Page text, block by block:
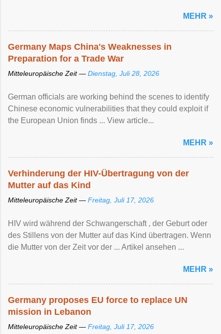
MEHR »
Germany Maps China's Weaknesses in
Preparation for a Trade War
Mitteleuropäische Zeit — Dienstag, Juli 28, 2026
German officials are working behind the scenes to identify
Chinese economic vulnerabilities that they could exploit if
the European Union finds ... View article...
MEHR »
Verhinderung der HIV-Übertragung von der
Mutter auf das Kind
Mitteleuropäische Zeit — Freitag, Juli 17, 2026
HIV wird während der Schwangerschaft , der Geburt oder
des Stillens von der Mutter auf das Kind übertragen. Wenn
die Mutter von der Zeit vor der ... Artikel ansehen ...
MEHR »
Germany proposes EU force to replace UN
mission in Lebanon
Mitteleuropäische Zeit — Freitag, Juli 17, 2026